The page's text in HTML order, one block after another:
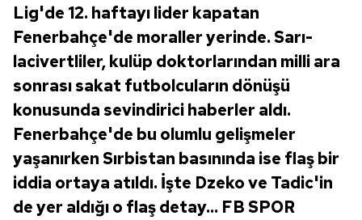
Lig'de 12. haftayı lider kapatan
Fenerbahçe'de moraller yerinde. Sarı-
lacivertliler, kulüp doktorlarından milli ara
sonrası sakat futbolcuların dönüşü
konusunda sevindirici haberler aldı.
Fenerbahçe'de bu olumlu gelişmeler
yaşanırken Sırbistan basınında ise flaş bir
iddia ortaya atıldı. İşte Dzeko ve Tadic'in
de yer aldığı o flaş detay... FB SPOR